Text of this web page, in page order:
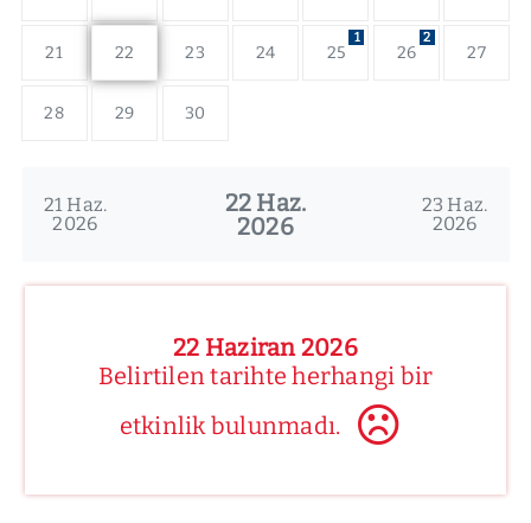
21 22 23 24 25
1
26
2
27
28 29 30
21 Haz.
2026
22 Haz.
2026
23 Haz.
2026
22 Haziran 2026
Belirtilen tarihte herhangi bir
etkinlik bulunmadı.